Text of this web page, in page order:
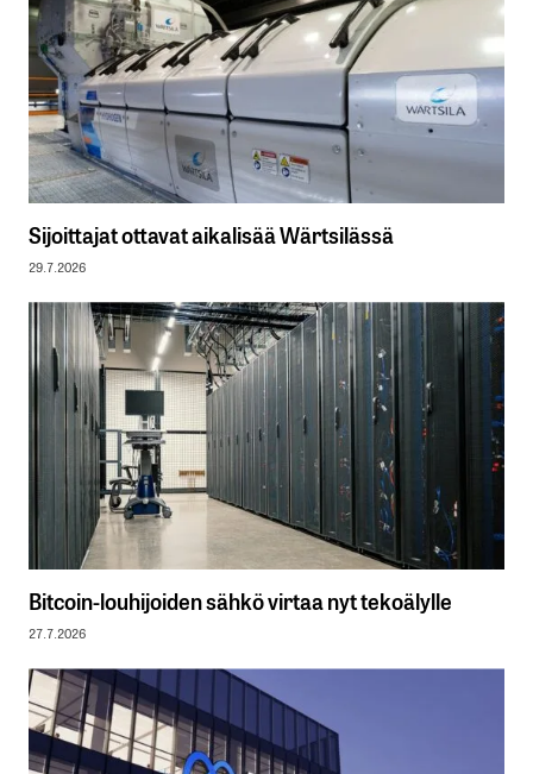
Sijoittajat ottavat aikalisää Wärtsilässä
29.7.2026
Bitcoin-louhijoiden sähkö virtaa nyt tekoälylle
27.7.2026